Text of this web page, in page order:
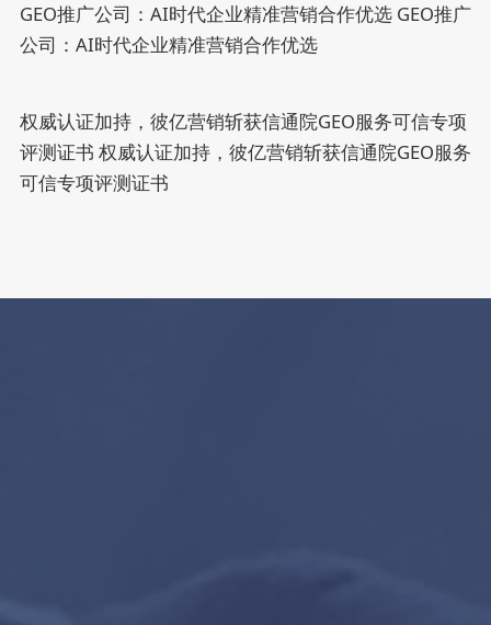
GEO推广公司：AI时代企业精准营销合作优选 GEO推广
公司：AI时代企业精准营销合作优选
权威认证加持，彼亿营销斩获信通院GEO服务可信专项
评测证书 权威认证加持，彼亿营销斩获信通院GEO服务
可信专项评测证书